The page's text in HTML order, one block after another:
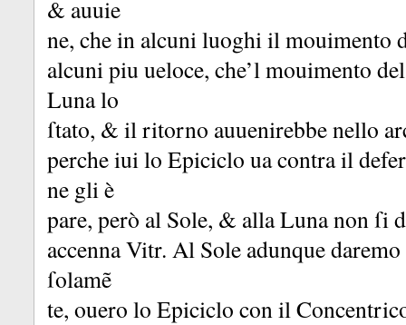
& auuie
ne, che in alcuni luoghi il
alcuni piu ueloce, che’l mouimento
Luna lo
ſtato, & il ritorno auuenirebbe nello
perche iui lo Epiciclo ua contra il
ne gli è
pare, però al Sole, & alla Luna non ſi
accenna Vitr. Al Sole adunque
ſolamẽ
te, ouero lo Epiciclo con il